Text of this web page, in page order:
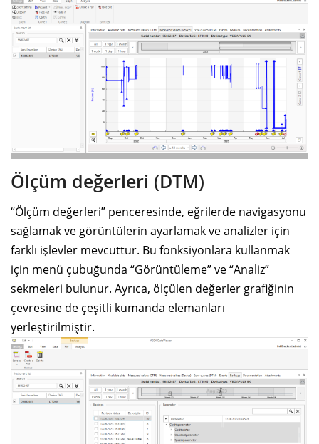
Ölçüm değerleri (DTM)
“Ölçüm değerleri” penceresinde, eğrilerde navigasyonu
sağlamak ve görüntülerin ayarlamak ve analizler için
farklı işlevler mevcuttur. Bu fonksiyonlara kullanmak
için menü çubuğunda “Görüntüleme” ve “Analiz”
sekmeleri bulunur. Ayrıca, ölçülen değerler grafiğinin
çevresine de çeşitli kumanda elemanları
yerleştirilmiştir.